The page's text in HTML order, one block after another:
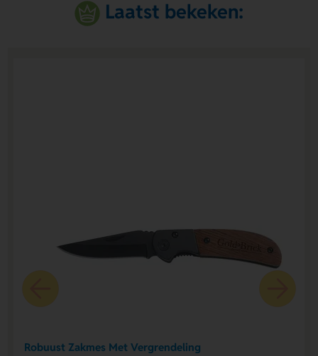
Laatst bekeken:
Robuust Zakmes Met Vergrendeling